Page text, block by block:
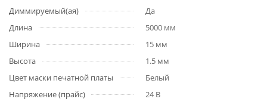
Диммируемый(ая)
Да
Длина
5000 мм
Ширина
15 мм
Высота
1.5 мм
Цвет маски печатной платы
Белый
Напряжение (прайс)
24 В